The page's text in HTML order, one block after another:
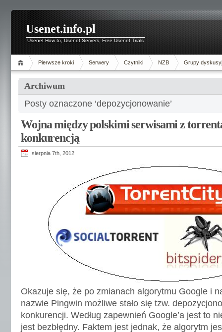
Usenet.info.pl
Usenet How to, Usenet Servers, Free Usenet Trials
Pierwsze kroki Serwery Czytniki NZB Grupy
Archiwum
Posty oznaczone ‘depozycjonowanie’
Wojna między polskimi serwisami z
konkurencją
sierpnia 7th, 2012
Okazuje się, że po zmianach algorytmu Google i
nazwie Pingwin możliwe stało się tzw.
konkurencji. Według zapewnień Google’a jest to
jest bezbłędny. Faktem jest jednak, że algorytm